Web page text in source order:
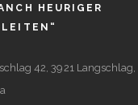
HEURIGER
42, 3921 Langschlag,